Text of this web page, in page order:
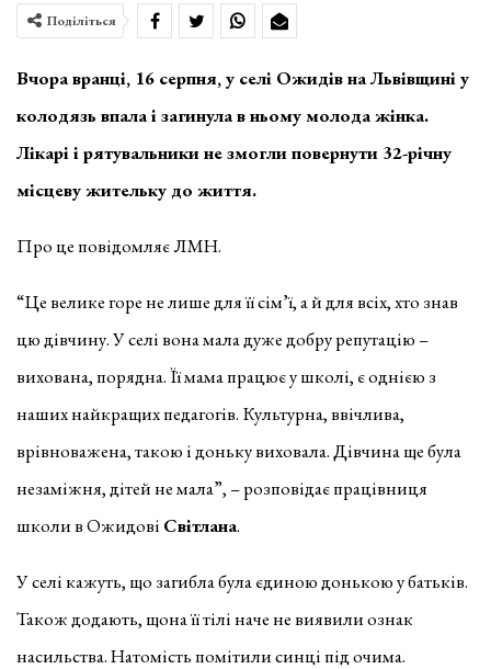
Поділіться
Вчора вранці, 16 серпня, у селі Ожидів на Львівщині у
колодязь впала і загинула в ньому молода жінка.
Лікарі і рятувальники не змогли повернути 32-річну
місцеву жительку до життя.
Про це повідомляє ЛМН.
“Це велике горе не лише для її сім’ї, а й для всіх, хто знав
цю дівчину. У селі вона мала дуже добру репутацію –
вихована, порядна. Її мама працює у школі, є однією з
наших найкращих педагогів. Культурна, ввічлива,
врівноважена, такою і доньку виховала. Дівчина ще була
незаміжня, дітей не мала”, – розповідає працівниця
школи в Ожидові Світлана.
У селі кажуть, що загибла була єдиною донькою у батьків.
Також додають, щона її тілі наче не виявили ознак
насильства. Натомість помітили синці під очима.